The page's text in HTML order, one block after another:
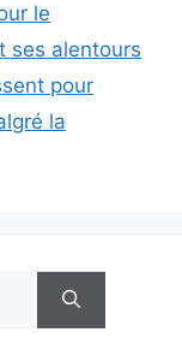
le
ses alentours
pour
la